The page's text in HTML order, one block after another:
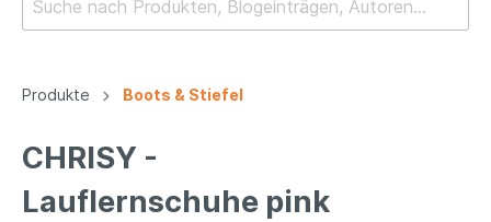
Produkte Boots & Stiefel
CHRISY -
Lauflernschuhe pink